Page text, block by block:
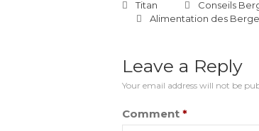
Titan
Conseils
Alimentation des
Leave a Reply
Your email address will not be
Comment *